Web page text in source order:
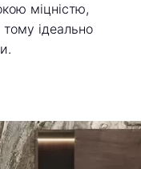
міцністю,
тому ідеально